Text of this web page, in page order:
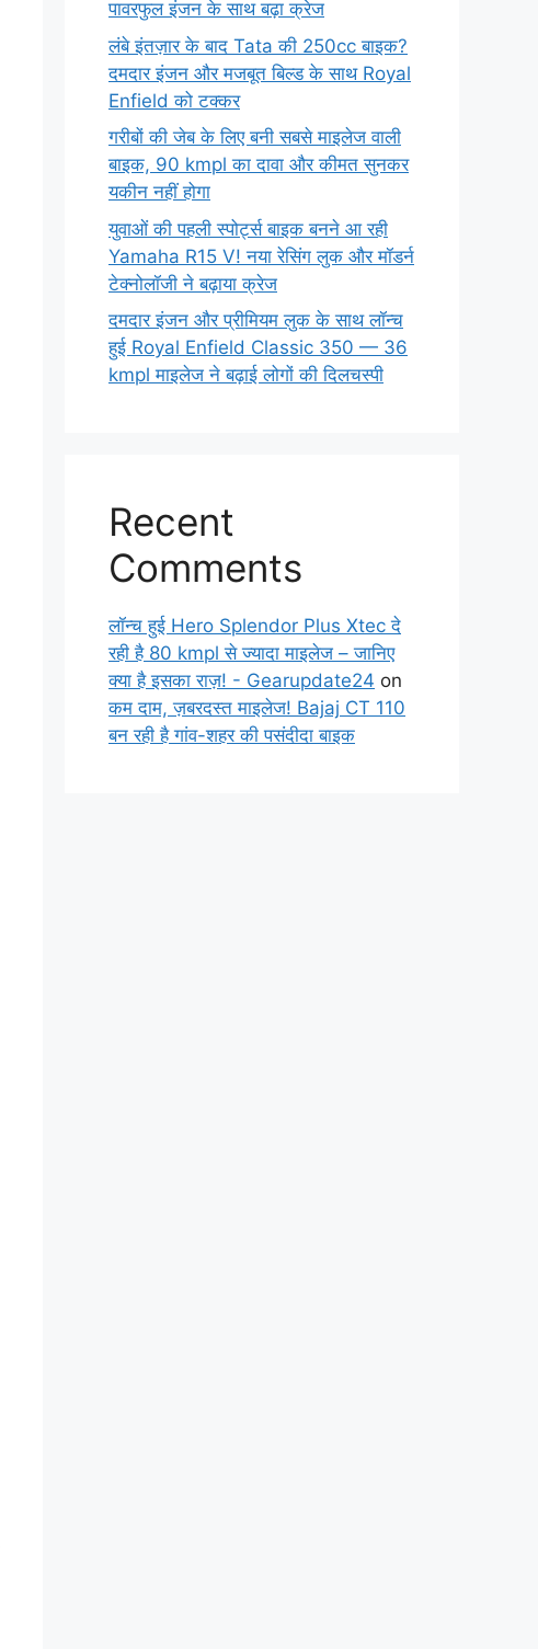
पावरफुल इंजन के साथ बढ़ा क्रेज
लंबे इंतज़ार के बाद Tata की 250cc बाइक?
दमदार इंजन और मजबूत बिल्ड के साथ Royal
Enfield को टक्कर
गरीबों की जेब के लिए बनी सबसे माइलेज वाली
बाइक, 90 kmpl का दावा और कीमत सुनकर
यकीन नहीं होगा
युवाओं की पहली स्पोर्ट्स बाइक बनने आ रही
Yamaha R15 V! नया रेसिंग लुक और मॉडर्न
टेक्नोलॉजी ने बढ़ाया क्रेज
दमदार इंजन और प्रीमियम लुक के साथ लॉन्च
हुई Royal Enfield Classic 350 — 36
kmpl माइलेज ने बढ़ाई लोगों की दिलचस्पी
Recent
Comments
लॉन्च हुई Hero Splendor Plus Xtec दे
रही है 80 kmpl से ज्यादा माइलेज – जानिए
क्या है इसका राज़! - Gearupdate24 on
कम दाम, ज़बरदस्त माइलेज! Bajaj CT 110
बन रही है गांव-शहर की पसंदीदा बाइक